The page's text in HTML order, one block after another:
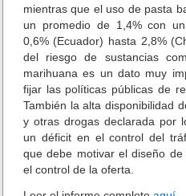
mientras que el uso de pasta
un promedio de 1,4% con
0,6% (Ecuador) hasta 2,8%
del riesgo de sustancias
marihuana es un dato muy
fijar las políticas públicas de
También la alta disponibilidad
y otras drogas declarada por
un déficit en el control del
que debe motivar el diseño
el control de la oferta.